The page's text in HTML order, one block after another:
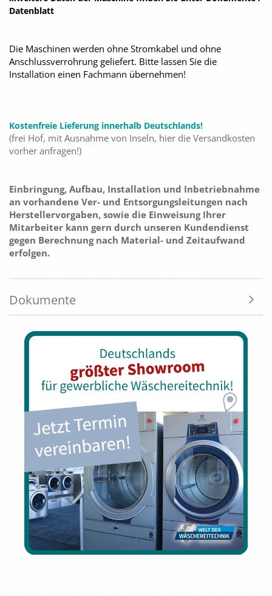
Datenblatt
Die Maschinen werden ohne Stromkabel und ohne
Anschlussverrohrung geliefert. Bitte lassen Sie die
Installation einen Fachmann übernehmen!
Kostenfreie Lieferung innerhalb Deutschlands!
(frei Hof, mit Ausnahme von Inseln, hier die Versandkosten
vorher anfragen!)
Einbringung, Aufbau, Installation und Inbetriebnahme
an vorhandene Ver- und Entsorgungsleitungen nach
Herstellervorgaben, sowie die Einweisung Ihrer
Mitarbeiter kann gern durch unseren Kundendienst
gegen Berechnung nach Material- und Zeitaufwand
erfolgen.
Dokumente